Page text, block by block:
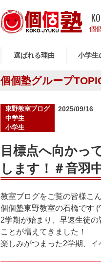
個
選ばれる理由 小学生
個個塾グループ
投
2025/09/16
東野教室ブログ
中学生
小学生
目標点へ向かっ
します！＃音羽
教室ブログをご覧の皆様こ
個個塾東野教室の石橋です
2学期が始まり、早速生徒
ことが増えてきました！
楽しみがつまった2学期、